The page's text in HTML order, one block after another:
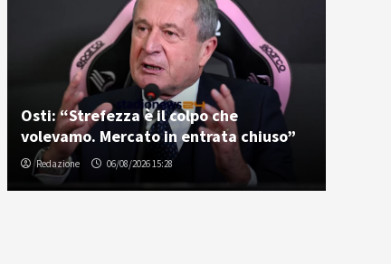
Osti: “Strefezza è il colpo che
volevamo. Mercato in entrata chiuso”
Redazione 06/08/2026 15:28